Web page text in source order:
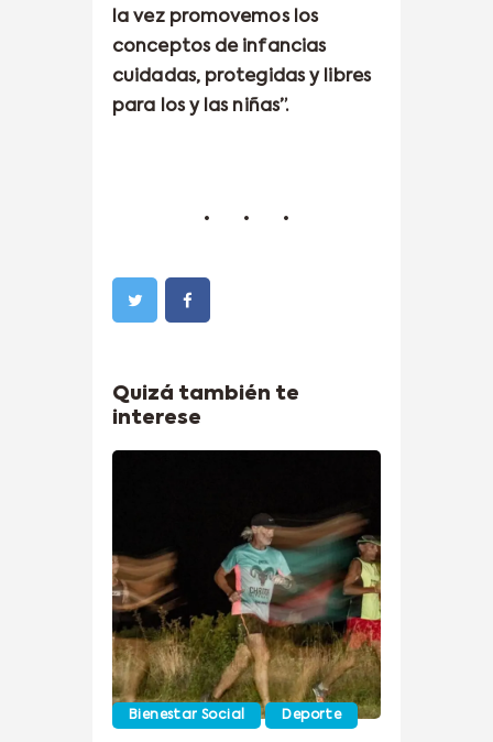
la vez promovemos los
conceptos de infancias
cuidadas, protegidas y libres
para los y las niñas”.
Quizá también te
interese
Bienestar Social Deporte